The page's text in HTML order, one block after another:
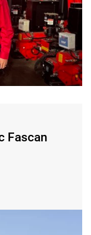
Fascan